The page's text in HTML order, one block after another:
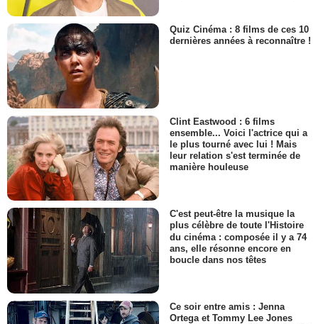
Quiz Cinéma : 8 films de ces 10
dernières années à reconnaître !
Clint Eastwood : 6 films
ensemble... Voici l'actrice qui a
le plus tourné avec lui ! Mais
leur relation s'est terminée de
manière houleuse
C'est peut-être la musique la
plus célèbre de toute l'Histoire
du cinéma : composée il y a 74
ans, elle résonne encore en
boucle dans nos têtes
Ce soir entre amis : Jenna
Ortega et Tommy Lee Jones